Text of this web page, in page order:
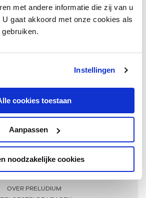
met andere informatie die zij van u
U gaat akkoord met onze cookies als
Instellingen
cookies toestaan
Aanpassen
noodzakelijke cookies
informatie
OVER PRELUDIUM